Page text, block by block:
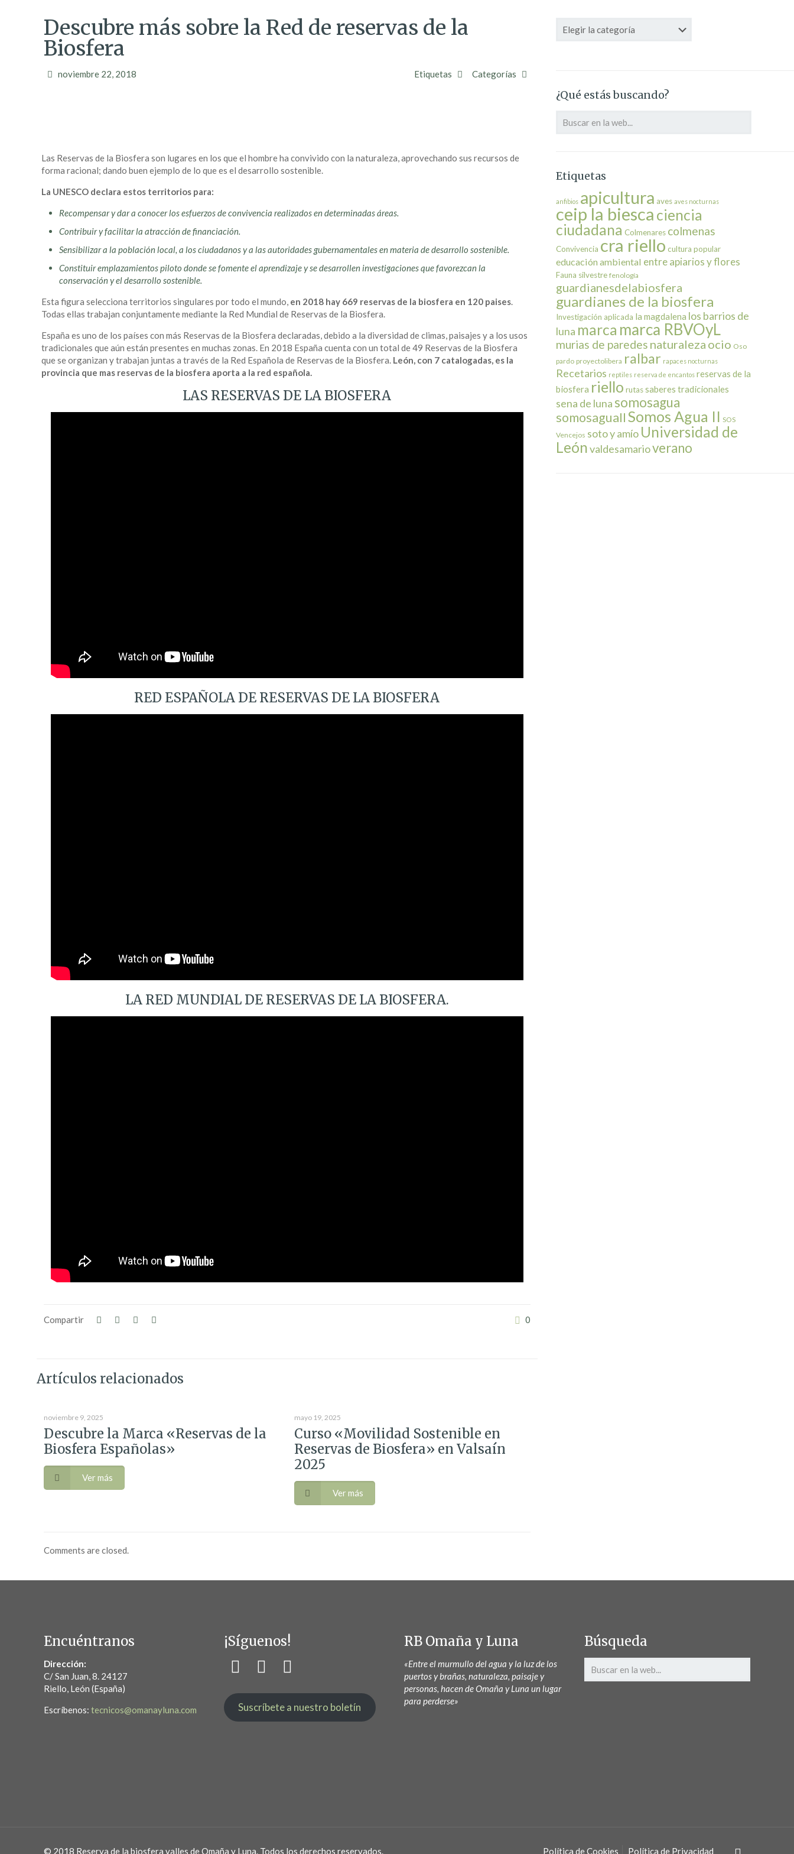
Descubre más sobre la Red de reservas de la
Biosfera
noviembre 22, 2018 Categorías
Etiquetas
Las Reservas de la Biosfera son lugares en los que el hombre ha convivido con la naturaleza, aprovechando sus recursos de
forma racional; dando buen ejemplo de lo que es el desarrollo sostenible.
La UNESCO declara estos territorios para:
Recompensar y dar a conocer los esfuerzos de convivencia realizados en determinadas áreas.
Contribuir y facilitar la atracción de financiación.
Sensibilizar a la población local, a los ciudadanos y a las autoridades gubernamentales en materia de desarrollo sostenible.
Constituir emplazamientos piloto donde se fomente el aprendizaje y se desarrollen investigaciones que favorezcan la
conservación y el desarrollo sostenible.
Esta figura selecciona territorios singulares por todo el mundo, en 2018 hay 669 reservas de la biosfera en 120 paises.
Todas ellas trabajan conjuntamente mediante la Red Mundial de Reservas de la Biosfera.
España es uno de los países con más Reservas de la Biosfera declaradas, debido a la diversidad de climas, paisajes y a los usos
tradicionales que aún están presentes en muchas zonas. En 2018 España cuenta con un total de 49 Reservas de la Biosfera
que se organizan y trabajan juntas a través de la Red Española de Reservas de la Biosfera. León, con 7 catalogadas, es la
provincia que mas reservas de la biosfera aporta a la red española.
LAS RESERVAS DE LA BIOSFERA
RED ESPAÑOLA DE RESERVAS DE LA BIOSFERA
LA RED MUNDIAL DE RESERVAS DE LA BIOSFERA.
Compartir 0
Artículos relacionados
noviembre 9, 2025
Descubre la Marca «Reservas de la
Biosfera Españolas»
Ver más
mayo 19, 2025
Curso «Movilidad Sostenible en
Reservas de Biosfera» en Valsaín
2025
Ver más
Comments are closed.
Categorías
¿Qué estás buscando?
Etiquetas
anfibios apicultura aves aves nocturnas
ceip la biesca ciencia
ciudadana Colmenares colmenas
Convivencia cra riello cultura popular
educación ambiental entre apiarios y flores
Fauna silvestre fenología
guardianesdelabiosfera
guardianes de la biosfera
Investigación aplicada la magdalena los barrios de
luna marca marca RBVOyL
murias de paredes naturaleza ocio Oso
pardo proyectolibera ralbar rapaces nocturnas
Recetarios reptiles reserva de encantos reservas de la
biosfera riello rutassaberes tradicionales
sena de luna somosagua
somosaguaIISomos Agua II SOS
Vencejos soto y amío Universidad de
Leónvaldesamarioverano
Encuéntranos
Dirección:
C/ San Juan, 8. 24127
Riello, León (España)
Escríbenos: tecnicos@omanayluna.com
¡Síguenos!
Suscríbete a nuestro boletín
RB Omaña y Luna
«Entre el murmullo del agua y la luz de los
puertos y brañas, naturaleza, paisaje y
personas, hacen de Omaña y Luna un lugar
para perderse»
Búsqueda
© 2018 Reserva de la biosfera valles de Omaña y Luna. Todos los derechos reservados. Política de Cookies Política de Privacidad